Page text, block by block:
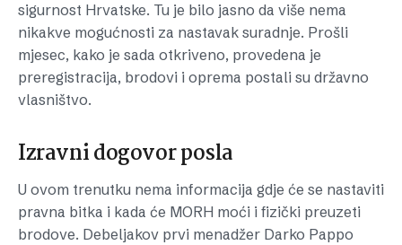
sigurnost Hrvatske. Tu je bilo jasno da više nema
nikakve mogućnosti za nastavak suradnje. Prošli
mjesec, kako je sada otkriveno, provedena je
preregistracija, brodovi i oprema postali su državno
vlasništvo.
Izravni dogovor posla
U ovom trenutku nema informacija gdje će se nastaviti
pravna bitka i kada će MORH moći i fizički preuzeti
brodove. Debeljakov prvi menadžer Darko Pappo